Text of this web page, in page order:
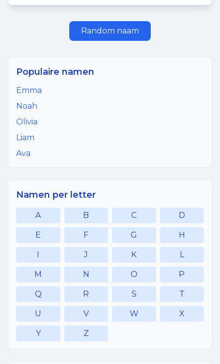
Random naam
Populaire namen
Emma
Noah
Olivia
Liam
Ava
Namen per letter
A B C D
E F G H
I J K L
M N O P
Q R S T
U V W X
Y Z